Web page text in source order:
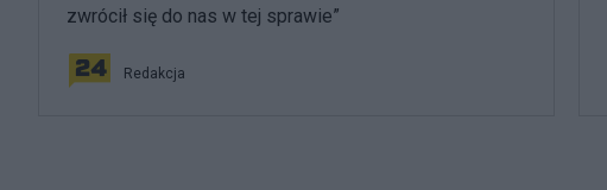
zwrócił się do nas w tej sprawie”
Redakcja